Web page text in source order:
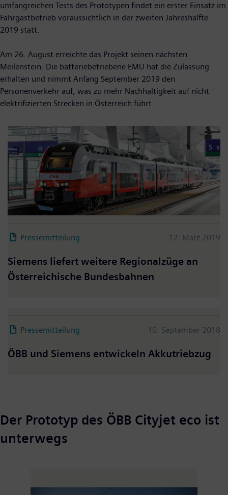
umfangreichen Tests des Prototypen findet ein erster Einsatz im
Fahrgastbetrieb voraussichtlich in der zweiten Jahreshälfte
2019 statt.
Am 26. August erreichte das Projekt seinen nächsten
Meilenstein: Die batteriebetriebene EMU hat die Zulassung
erhalten und nimmt Anfang September 2019 den
Personenverkehr auf, was zu mehr Nachhaltigkeit auf nicht
elektrifizierten Strecken in Österreich führt.
Pressemitteilung 12. März 2019
Siemens liefert weitere Regionalzüge an
Österreichische Bundesbahnen
Pressemitteilung 10. September 2018
ÖBB und Siemens entwickeln Akkutriebzug
Der Prototyp des ÖBB Cityjet eco ist
unterwegs